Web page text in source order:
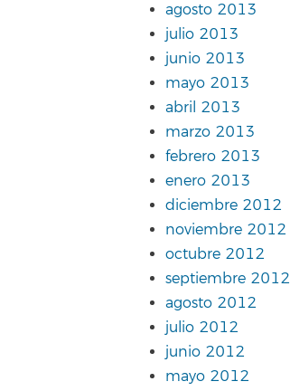
agosto 2013
julio 2013
junio 2013
mayo 2013
abril 2013
marzo 2013
febrero 2013
enero 2013
diciembre 2012
noviembre 2012
octubre 2012
septiembre 2012
agosto 2012
julio 2012
junio 2012
mayo 2012